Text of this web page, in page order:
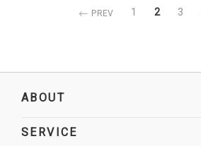
PREV 1 2 3
ABOUT
SERVICE